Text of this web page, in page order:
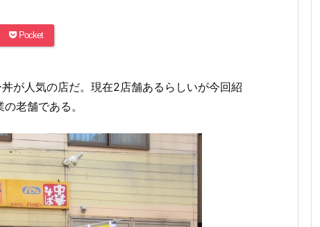
Pocket
が人気の店だ。現在2店舗あるらしいが今回紹
老舗である。